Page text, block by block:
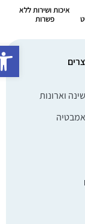
פתח
איכות ושירות ללא
פשרות
וארונות